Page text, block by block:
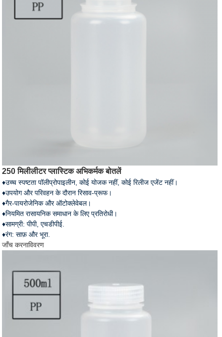
250 मिलीलीटर प्लास्टिक अभिकर्मक बोतलें
♦उच्च स्पष्टता पॉलीप्रोपाइलीन, कोई योजक नहीं, कोई रिलीज एजेंट नहीं।
♦उपयोग और परिवहन के दौरान रिसाव-प्रूफ।
♦गैर-पायरोजेनिक और ऑटोक्लेवेबल।
♦नियमित रासायनिक समाधान के लिए प्रतिरोधी।
♦सामग्री: पीपी, एचडीपीई.
♦रंग: साफ़ और भूरा.
जाँच करनाविवरण